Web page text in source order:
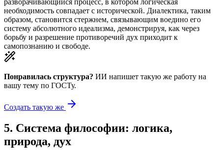
разворачивающийся процесс, в котором логическая
необходимость совпадает с исторической. Диалектика, таким
образом, становится стержнем, связывающим воедино его
систему абсолютного идеализма, демонстрируя, как через
борьбу и разрешение противоречий дух приходит к
самопознанию и свободе.
Понравилась структура? ИИ напишет такую же работу на
вашу тему по ГОСТу.
Создать такую же
5. Система философии: логика,
природа, дух